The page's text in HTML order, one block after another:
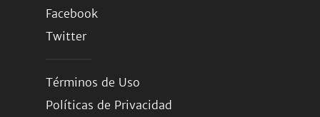
Facebook
Twitter
Términos de Uso
Políticas de Privacidad